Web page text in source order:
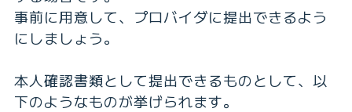
事前に用意して、プロバイダに提出できるよう
にしましょう。
本人確認書類として提出できるものとして、以
下のようなものが挙げられます。